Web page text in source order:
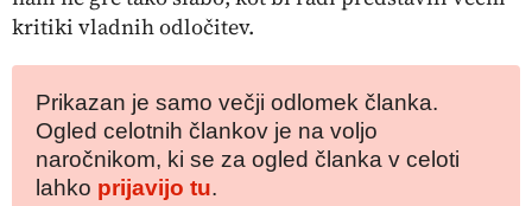
kritiki vladnih odločitev.
Prikazan je samo večji odlomek članka.
Ogled celotnih člankov je na voljo
naročnikom, ki se za ogled članka v celoti
lahko prijavijo tu.